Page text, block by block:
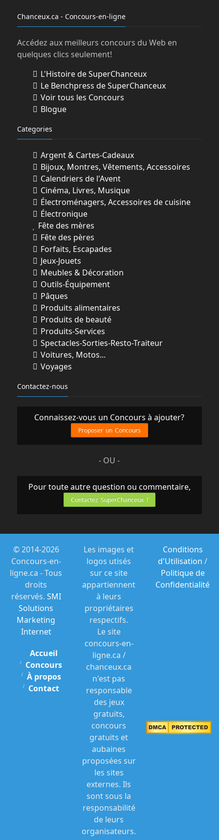
Chanceux.ca - Concours-en-ligne
Accédez aux meilleurs concours du Web en
quelques clics seulement!
L'Histoire de SuperChanceux
Le Benchpress de SuperChanceux
Voir tous les Concours
Blogue
Categories
Argent & Cartes-Cadeaux
Bijoux, Montres, Vêtements, Accessoires
Calendriers de l'Avent
Cinéma, Livres, Musique
Électroménagers, Accessoires de cuisine
Électronique
Fête des mères
Fête des pères
Forfaits, Escapades
Jeux-Jouets
Meubles & Décoration
Outils-Équipement
Pâques
Produits alimentaires
Produits de beauté
Produits-Services
Spectacles-Sorties-Resto-Traiteur
Voitures, Motos...
Voyages
Contactez-nous
Connaissez-vous un Concours à ajouter?
Proposer un Concours
- OU -
Pour toute autre question ou commentaire,
Contactez SuperChanceux !
© 2014-2026
Concours-en-
ligne.ca - Tous
droits
réservés. SMI
Solutions
Marketing
Internet
Accueil
Concours
À propos
Contact
Les images et
logos utisés
sur ce site
appartiennent
à leurs
propriétaires
respectifs.
Le site
concours-en-
ligne.ca /
chanceux.ca
n'est pas
responsable
des jeux
gratuits,
concours
gratuits et
aubaines
proposées sur
les sites
externes. Ils
sont sous la
responsabilité
de leurs
organisateurs.
Conditions
d'Utilisation /
Politique de
Confidentialité